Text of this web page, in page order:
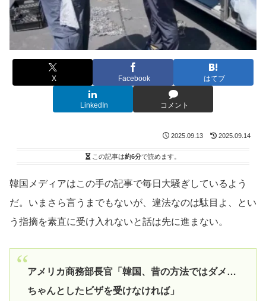
X Facebook はてブ
LinkedIn コメント
2025.09.13 2025.09.14
この記事は約6分で読めます。
韓国メディアはこの手の記事で毎日大騒ぎしているよう
だ。いまさら言うまでもないが、違法なのは駄目よ、とい
う指摘を素直に受け入れないと話は先に進まない。
アメリカ商務部長官「韓国、昔の方法ではダメ…
ちゃんとしたビザを受けなければ」